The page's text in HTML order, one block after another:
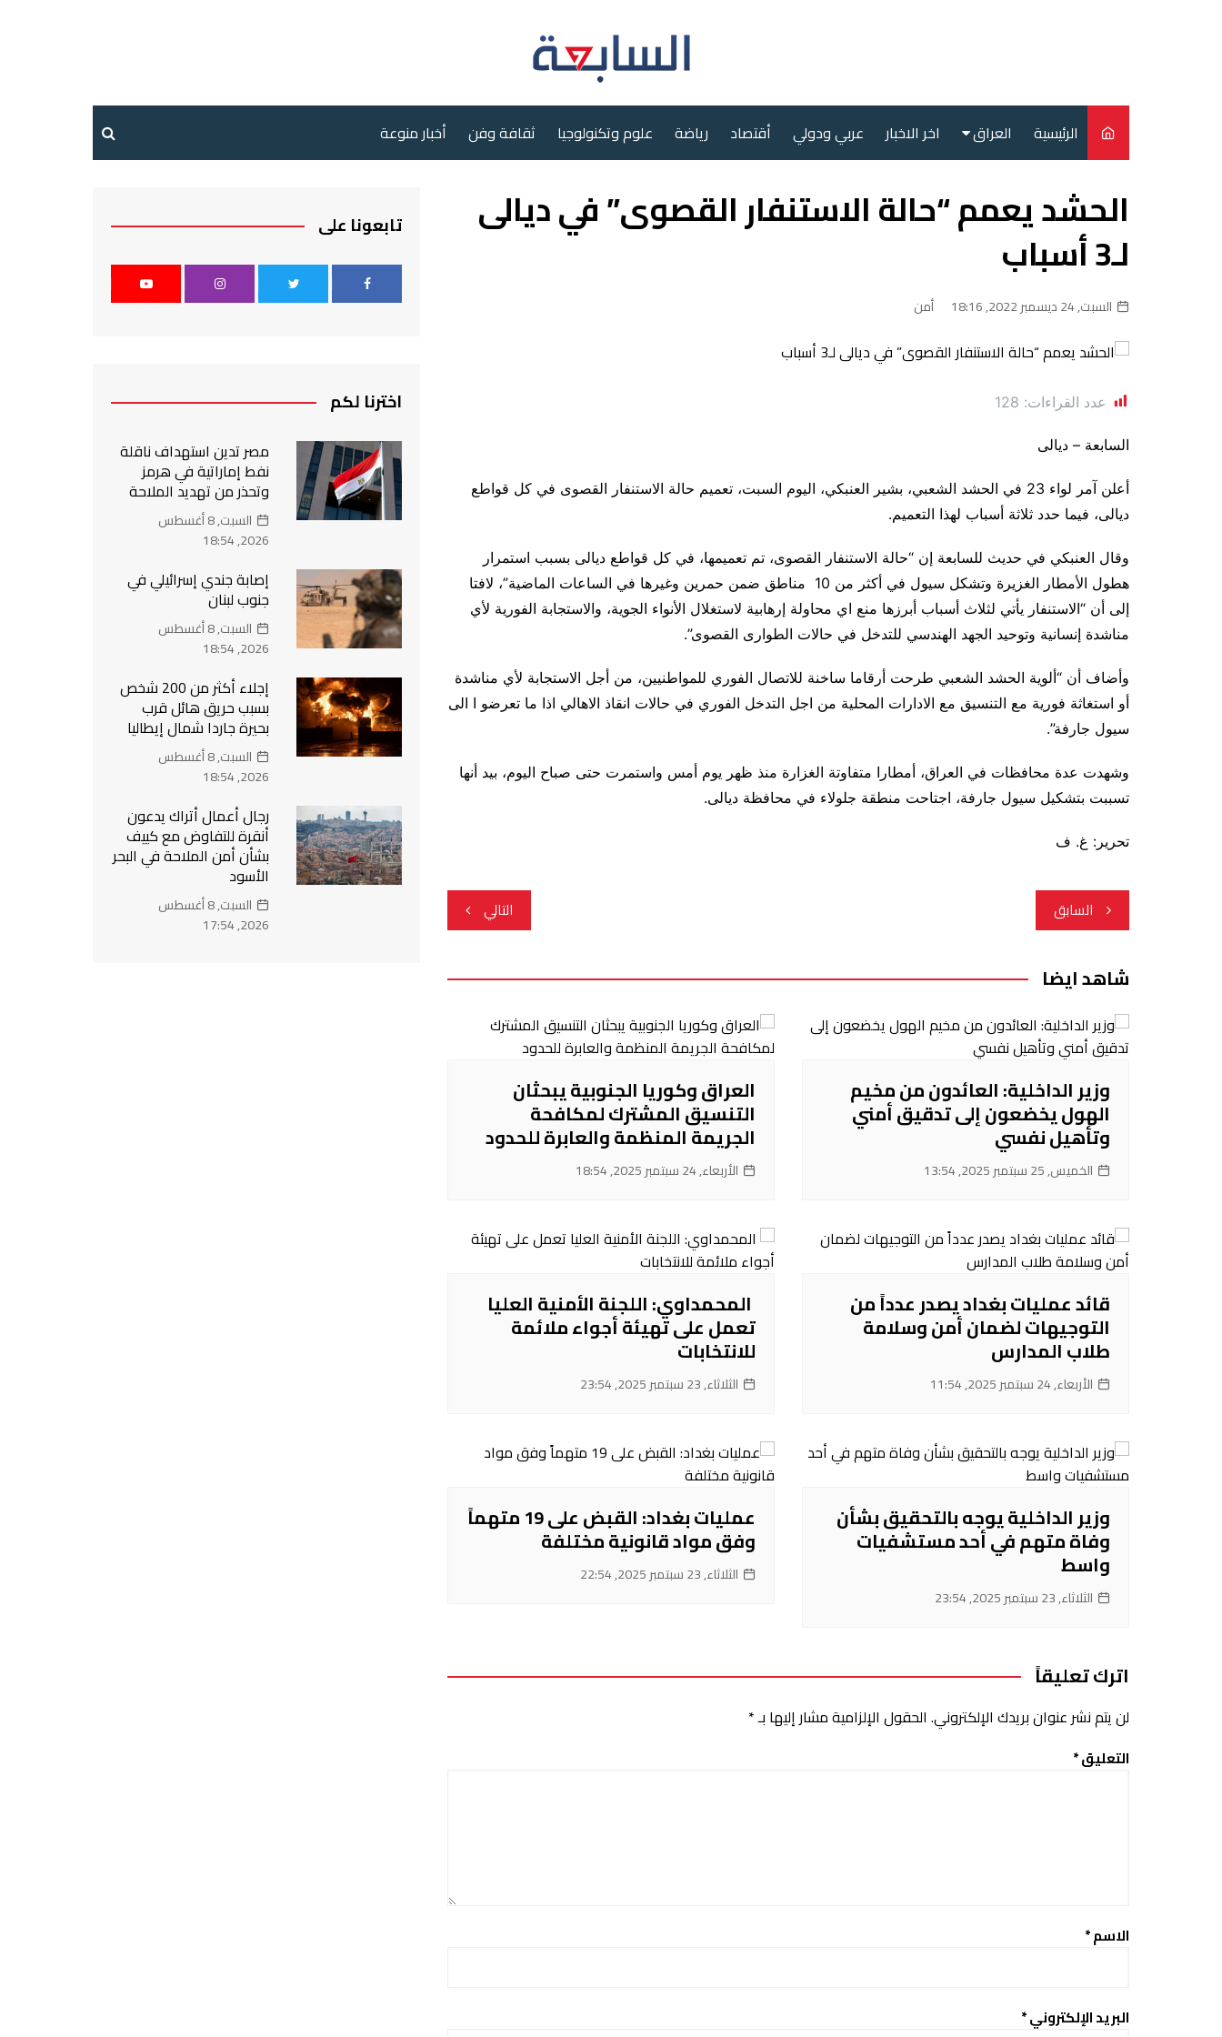
الرئيسية العراق
سياسة
محليات
اخر الاخبار عربي ودولي أقتصاد رياضة علوم وتكنولوجيا ثقافة وفن أخبار منوعة
الحشد يعمم “حالة الاستنفار القصوى” في ديالى
لـ3 أسباب
السبت, 24 ديسمبر 2022, 18:16 أمن
عدد القراءات: 128
السابعة – ديالى
أعلن آمر لواء 23 في الحشد الشعبي، بشير العنبكي، اليوم السبت، تعميم حالة الاستنفار القصوى في كل قواطع
ديالى، فيما حدد ثلاثة أسباب لهذا التعميم.
وقال العنبكي في حديث للسابعة إن “حالة الاستنفار القصوى، تم تعميمها، في كل قواطع ديالى بسبب استمرار
هطول الأمطار الغزيرة وتشكل سيول في أكثر من 10 مناطق ضمن حمرين وغيرها في الساعات الماضية”، لافتا
إلى أن “الاستنفار يأتي لثلاث أسباب أبرزها منع اي محاولة إرهابية لاستغلال الأنواء الجوية، والاستجابة الفورية لأي
مناشدة إنسانية وتوحيد الجهد الهندسي للتدخل في حالات الطوارى القصوى”.
وأضاف أن “ألوية الحشد الشعبي طرحت أرقاما ساخنة للاتصال الفوري للمواطنيين، من أجل الاستجابة لأي مناشدة
أو استغاثة فورية مع التنسيق مع الادارات المحلية من اجل التدخل الفوري في حالات انقاذ الاهالي اذا ما تعرضو ا الى
سيول جارفة”.
وشهدت عدة محافظات في العراق، أمطارا متفاوتة الغزارة منذ ظهر يوم أمس واستمرت حتى صباح اليوم، بيد أنها
تسببت بتشكيل سيول جارفة، اجتاحت منطقة جلولاء في محافظة ديالى.
تحرير: غ. ف
تصفّح
المقالات
السابق التالي
شاهد ايضا
وزير الداخلية: العائدون من مخيم
الهول يخضعون إلى تدقيق أمني
وتأهيل نفسي
الخميس, 25 سبتمبر 2025, 13:54
العراق وكوريا الجنوبية يبحثان
التنسيق المشترك لمكافحة
الجريمة المنظمة والعابرة للحدود
الأربعاء, 24 سبتمبر 2025, 18:54
قائد عمليات بغداد يصدر عدداً من
التوجيهات لضمان أمن وسلامة
طلاب المدارس
الأربعاء, 24 سبتمبر 2025, 11:54
‌ المحمداوي: اللجنة الأمنية العليا
تعمل على تهيئة أجواء ملائمة
للانتخابات
الثلاثاء, 23 سبتمبر 2025, 23:54
‌وزير الداخلية يوجه بالتحقيق بشأن
وفاة متهم في أحد مستشفيات
واسط
الثلاثاء, 23 سبتمبر 2025, 23:54
عمليات بغداد: القبض على 19 متهماً
وفق مواد قانونية مختلفة
الثلاثاء, 23 سبتمبر 2025, 22:54
اترك تعليقاً
لن يتم نشر عنوان بريدك الإلكتروني. الحقول الإلزامية مشار إليها بـ*
التعليق*
الاسم*
البريد الإلكتروني*
تابعونا على
اخترنا لكم
مصر تدين استهداف ناقلة
نفط إماراتية في هرمز
وتحذر من تهديد الملاحة
السبت, 8 أغسطس
2026, 18:54
إصابة جندي إسرائيلي في
جنوب لبنان
السبت, 8 أغسطس
2026, 18:54
إجلاء أكثر من 200 شخص
بسبب حريق هائل قرب
بحيرة جاردا شمال إيطاليا
السبت, 8 أغسطس
2026, 18:54
رجال أعمال أتراك يدعون
أنقرة للتفاوض مع كييف
بشأن أمن الملاحة في البحر
الأسود
السبت, 8 أغسطس
2026, 17:54